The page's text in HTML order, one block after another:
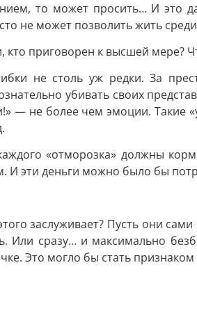
то может просить… И это
не может позволить жить
кто приговорен к высшей мере?
не столь уж редки. За
убивать своих
— не более чем эмоции.
«отморозка» должны
эти деньги можно было бы
заслуживает? Пусть они
Или сразу… и максимально
Это могло бы стать